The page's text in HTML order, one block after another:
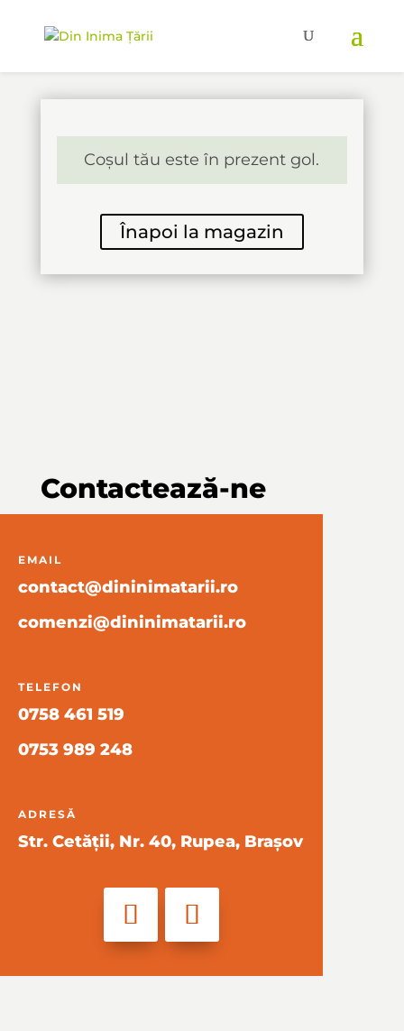
Coșul tău este în prezent gol.
Înapoi la magazin
Contactează-ne
EMAIL
contact@dininimatarii.ro
comenzi@dininimatarii.ro
TELEFON
0758 461 519
0753 989 248
ADRESĂ
Str. Cetății, Nr. 40, Rupea, Brașov